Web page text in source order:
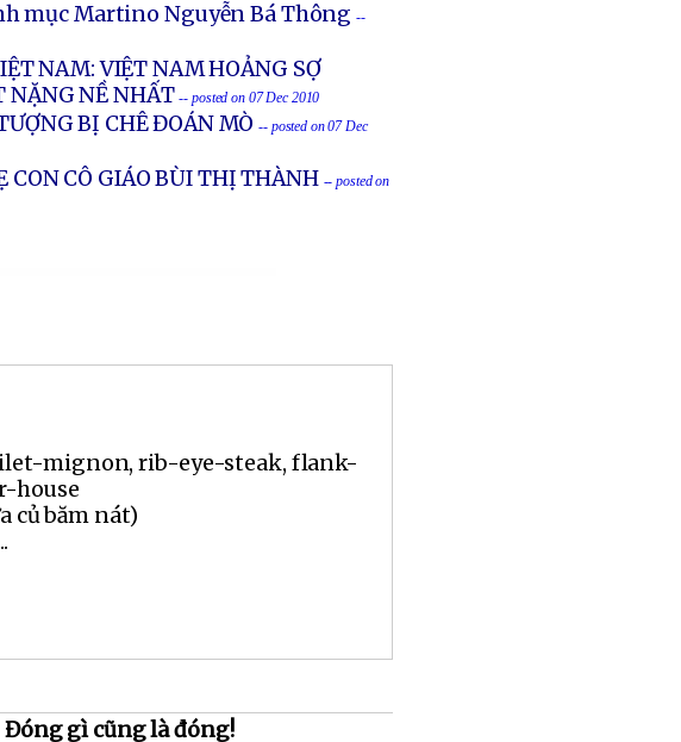
mục Martino Nguyễn Bá Thông --
NAM: VIỆT NAM HOẢNG SỢ
NẶNG NỀ NHẤT -- posted on 07 Dec 2010
BỊ CHÊ ĐOÁN MÒ -- posted on 07 Dec
CON CÔ GIÁO BÙI THỊ THÀNH -- posted on
mignon, rib-eye-steak, flank-
house
củ băm nát)
Đóng gì cũng là đóng!